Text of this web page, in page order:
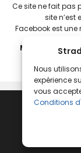
Nous
expérience
vous
Conditions
Ce site ne fait pas
site n’est
Facebook est une
Mentions